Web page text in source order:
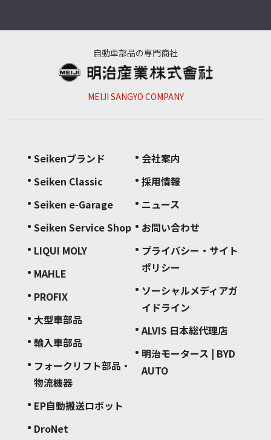
自動車部品の専門商社
MEIJI SANGYO COMPANY
Seikenブランド
Seiken Classic
Seiken e-Garage
Seiken Service Shop
LIQUI MOLY
MAHLE
PROFIX
大型車部品
輸入車部品
フォークリフト部品・
物流機器
EP自動搬送ロボット
DroNet
会社案内
採用情報
ニュース
お問い合わせ
プライバシー・サイト
ポリシー
ソーシャルメディアガ
イドライン
ALVIS 日本総代理店
明治モータース | BYD
AUTO